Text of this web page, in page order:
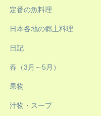
定番の魚料理
日本各地の郷土料理
日記
春（3月～5月）
果物
汁物・スープ